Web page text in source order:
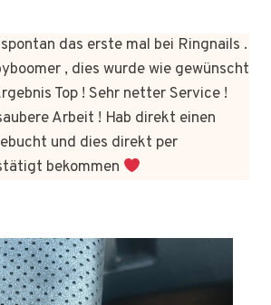
das erste mal bei Ringnails .
, dies wurde wie gewünscht
Top ! Sehr netter Service !
Arbeit ! Hab direkt einen
und dies direkt per
bekommen